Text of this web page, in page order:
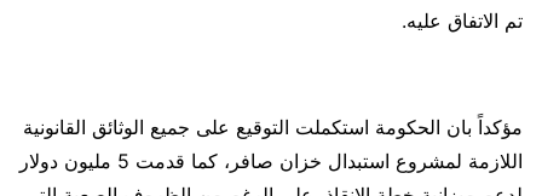
تم الاتفاق عليه.
مؤكداً بان الحكومة استكملت التوقيع على جميع الوثائق القانونية
اللازمة لمشروع استبدال خزان صافر، كما قدمت 5 مليون دولار